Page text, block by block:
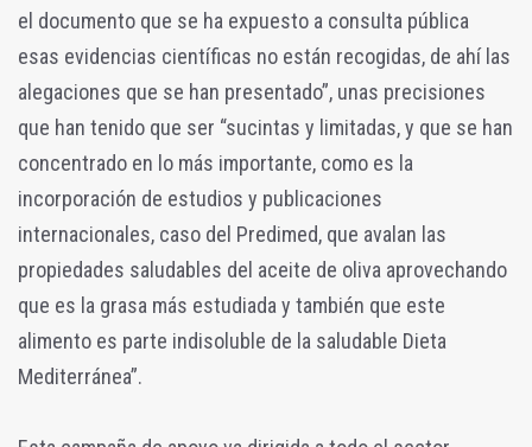
el documento que se ha expuesto a consulta pública
esas evidencias científicas no están recogidas, de ahí las
alegaciones que se han presentado”, unas precisiones
que han tenido que ser “sucintas y limitadas, y que se han
concentrado en lo más importante, como es la
incorporación de estudios y publicaciones
internacionales, caso del Predimed, que avalan las
propiedades saludables del aceite de oliva aprovechando
que es la grasa más estudiada y también que este
alimento es parte indisoluble de la saludable Dieta
Mediterránea”.